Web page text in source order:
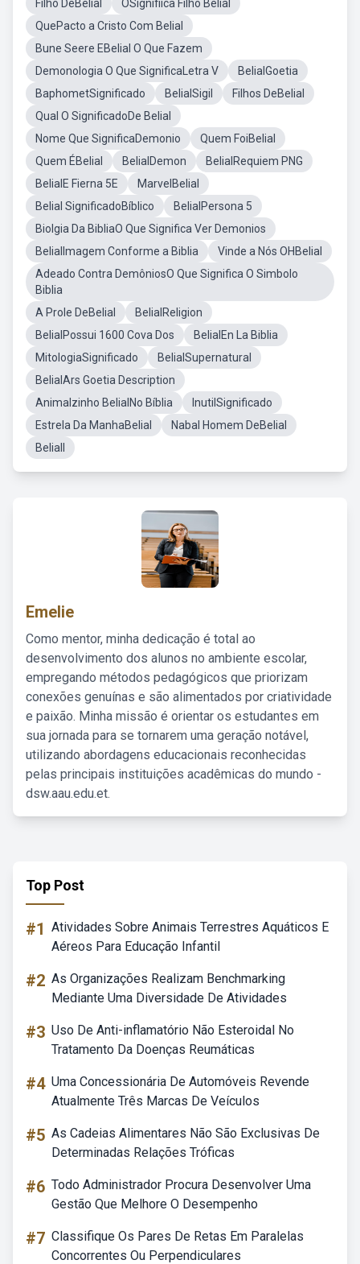
Filho DeBelial
OSignifiica Filho Belial
QuePacto a Cristo Com Belial
Bune Seere EBelial O Que Fazem
Demonologia O Que SignificaLetra V
BelialGoetia
BaphometSignificado
BelialSigil
Filhos DeBelial
Qual O SignificadoDe Belial
Nome Que SignificaDemonio
Quem FoiBelial
Quem ÉBelial
BelialDemon
BelialRequiem PNG
BelialE Fierna 5E
MarvelBelial
Belial SignificadoBíblico
BelialPersona 5
Biolgia Da BibliaO Que Significa Ver Demonios
BelialImagem Conforme a Biblia
Vinde a Nós OHBelial
Adeado Contra DemôniosO Que Significa O Simbolo
Biblia
A Prole DeBelial
BelialReligion
BelialPossui 1600 Cova Dos
BelialEn La Biblia
MitologiaSignificado
BelialSupernatural
BelialArs Goetia Description
Animalzinho BelialNo Bíblia
InutilSignificado
Estrela Da ManhaBelial
Nabal Homem DeBelial
Beliall
Emelie
Como mentor, minha dedicação é total ao
desenvolvimento dos alunos no ambiente escolar,
empregando métodos pedagógicos que priorizam
conexões genuínas e são alimentados por criatividade
e paixão. Minha missão é orientar os estudantes em
sua jornada para se tornarem uma geração notável,
utilizando abordagens educacionais reconhecidas
pelas principais instituições acadêmicas do mundo -
dsw.aau.edu.et.
Top Post
#1 Atividades Sobre Animais Terrestres Aquáticos E
Aéreos Para Educação Infantil
#2 As Organizações Realizam Benchmarking
Mediante Uma Diversidade De Atividades
#3 Uso De Anti-inflamatório Não Esteroidal No
Tratamento Da Doenças Reumáticas
#4 Uma Concessionária De Automóveis Revende
Atualmente Três Marcas De Veículos
#5 As Cadeias Alimentares Não São Exclusivas De
Determinadas Relações Tróficas
#6 Todo Administrador Procura Desenvolver Uma
Gestão Que Melhore O Desempenho
#7 Classifique Os Pares De Retas Em Paralelas
Concorrentes Ou Perpendiculares